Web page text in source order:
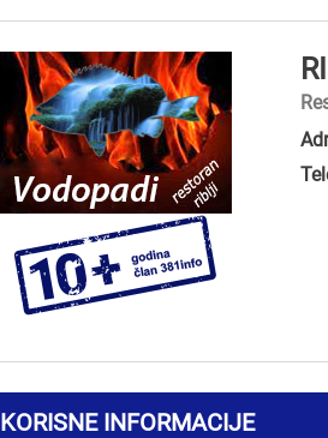
KORISNE INFORMACIJE